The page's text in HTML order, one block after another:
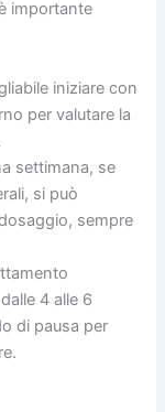
importante
iniziare con
per valutare la
settimana, se
si può
sempre
4 alle 6
di pausa per